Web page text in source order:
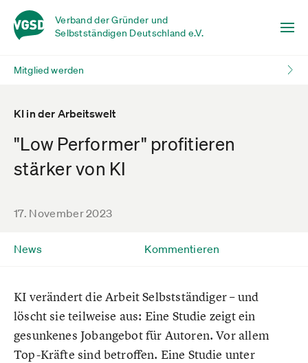
Verband der Gründer und
Selbstständigen Deutschland e.V.
Mitglied werden
KI in der Arbeitswelt
"Low Performer" profitieren
stärker von KI
17. November 2023
News Kommentieren
KI verändert die Arbeit Selbstständiger – und
löscht sie teilweise aus: Eine Studie zeigt ein
gesunkenes Jobangebot für Autoren. Vor allem
Top-Kräfte sind betroffen. Eine Studie unter